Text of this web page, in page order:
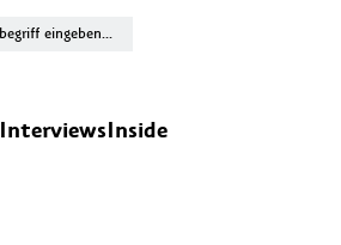
InterviewsInside